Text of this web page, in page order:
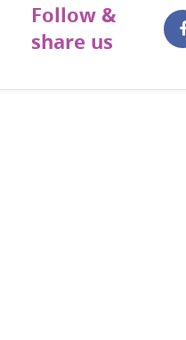
Follow &
share us